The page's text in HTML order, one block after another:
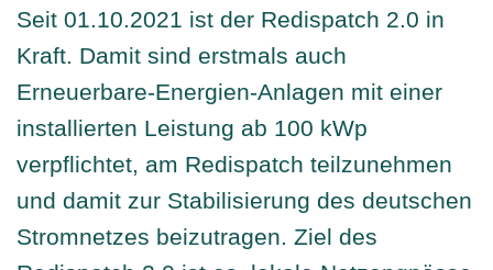
Direktvermarktung
PV-Anlagen Ü20 (postEEG)
Redispatch 2.0
Mieterstrom
Seit 01.10.2021 ist der Redispatch 2.0 in
Kraft. Damit sind erstmals auch
Erneuerbare-Energien-Anlagen mit einer
installierten Leistung ab 100 kWp
verpflichtet, am Redispatch teilzunehmen
und damit zur Stabilisierung des deutschen
Stromnetzes beizutragen. Ziel des